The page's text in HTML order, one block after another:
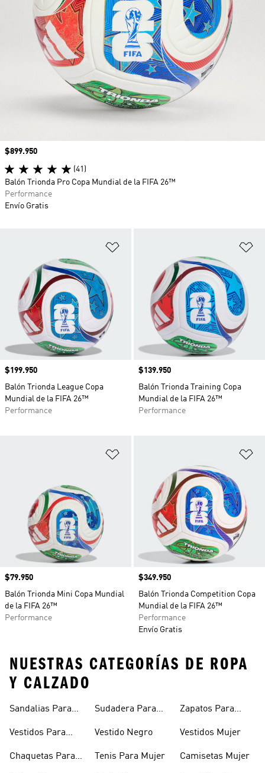
Precio
$199.950
Balón Trionda League Copa
Mundial de la FIFA 26™
Performance
Precio
$139.950
Balón Trionda Training Copa
Mundial de la FIFA 26™
Performance
Precio
$79.950
Balón Trionda Mini Copa Mundial
de la FIFA 26™
Performance
Precio
$349.950
Balón Trionda Competition Copa
Mundial de la FIFA 26™
Performance
Envío Gratis
Precio
$899.950
(41)
Balón Trionda Pro Copa Mundial de la FIFA 26™
Performance
Envío Gratis
NUESTRAS CATEGORÍAS DE ROPA
Y CALZADO
Sandalias Para
Vestidos Para
Chaquetas Para
Sudadera Para
Vestido Negro
Tenis Para Mujer
Zapatos Para
Vestidos Mujer
Camisetas Mujer